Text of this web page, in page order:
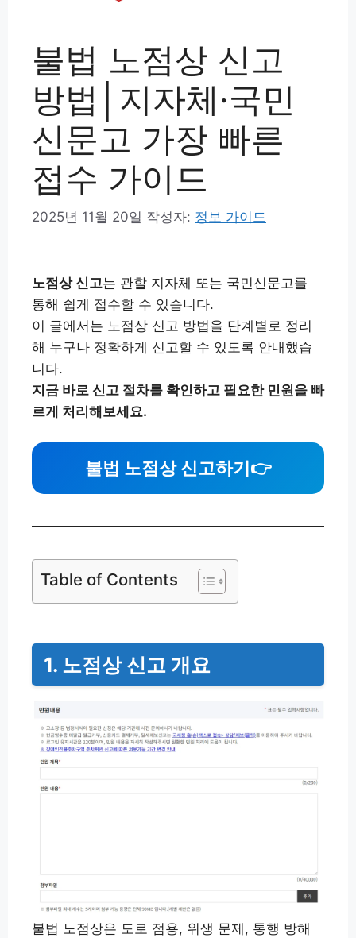
불법 노점상 신고
방법│지자체·국민
신문고 가장 빠른
접수 가이드
2025년 11월 20일 작성자: 정보 가이드
노점상 신고는 관할 지자체 또는 국민신문고를
통해 쉽게 접수할 수 있습니다.
이 글에서는 노점상 신고 방법을 단계별로 정리
해 누구나 정확하게 신고할 수 있도록 안내했습
니다.
지금 바로 신고 절차를 확인하고 필요한 민원을 빠
르게 처리해보세요.
불법 노점상 신고하기 👉
Table of Contents
1. 노점상 신고 개요
불법 노점상은 도로 점용, 위생 문제, 통행 방해